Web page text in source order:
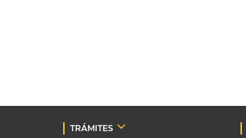
TRÁMITES